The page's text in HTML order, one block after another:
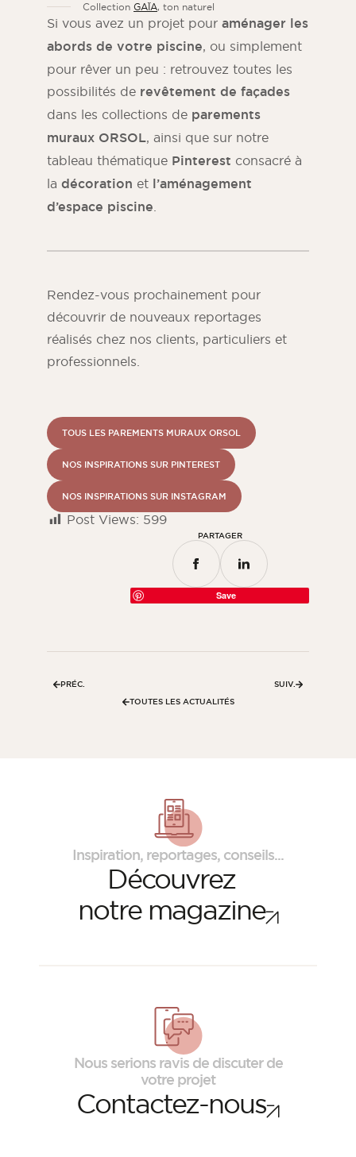
Collection GAÏA, ton naturel
Si vous avez un projet pour aménager les
abords de votre piscine, ou simplement
pour rêver un peu : retrouvez toutes les
possibilités de revêtement de façades
dans les collections de parements
muraux ORSOL, ainsi que sur notre
tableau thématique Pinterest consacré à
la décoration et l’aménagement
d’espace piscine.
Rendez-vous prochainement pour
découvrir de nouveaux reportages
réalisés chez nos clients, particuliers et
professionnels.
TOUS LES PAREMENTS MURAUX ORSOL
NOS INSPIRATIONS SUR PINTEREST
NOS INSPIRATIONS SUR INSTAGRAM
Post Views: 599
PARTAGER
Save
TOUTES LES ACTUALITÉS
PRÉC. SUIV.
Inspiration, reportages, conseils...
Découvrez
notre magazine
Nous serions ravis de discuter de
votre projet
Contactez-nous